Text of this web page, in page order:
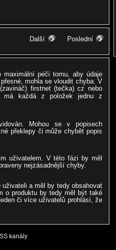
Poslední
Další
maximální péči tomu, aby údaje
mohla se vloudit chyba. V
firstnet (tečka) cz nebo
má každá z položek jednu z
Mohou se v popisech
překlepy či může chybět popis
uživatelem. V této fázi by měl
nejzásadnější chyby.
a měl by tedy obsahovat
o produktu by tedy měl být také
či více uživatelů prohlásí, že
kanály